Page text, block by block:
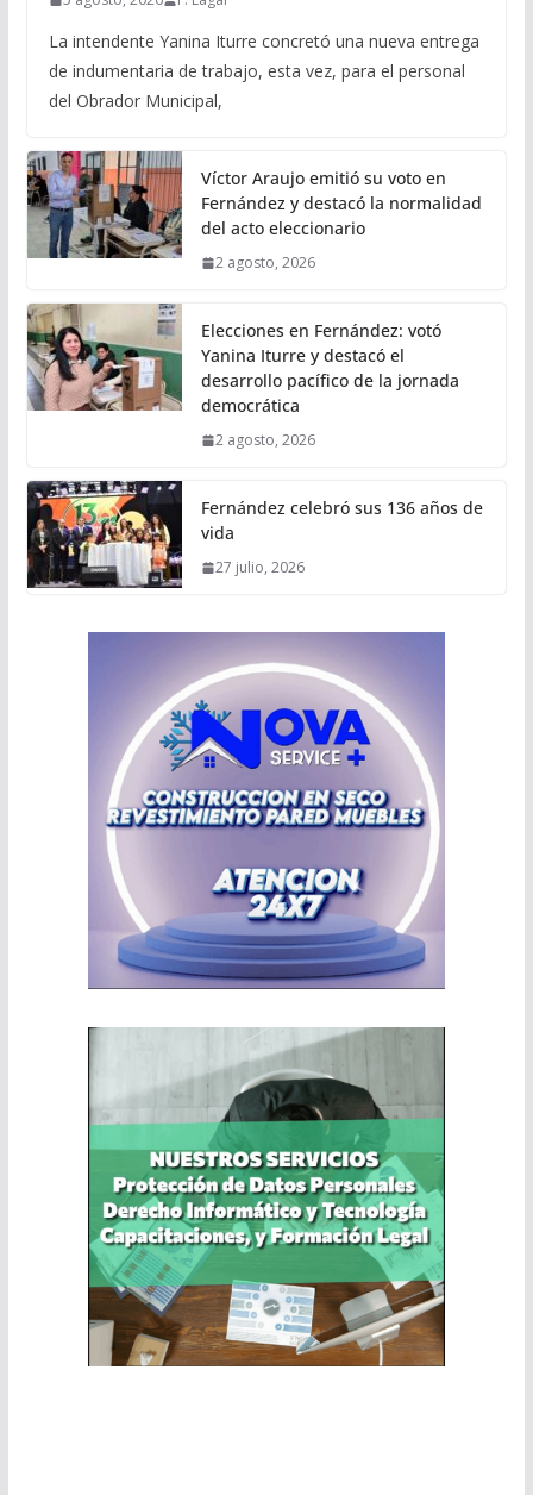
La intendente Yanina Iturre concretó una nueva entrega
de indumentaria de trabajo, esta vez, para el personal
del Obrador Municipal,
Víctor Araujo emitió su voto en
Fernández y destacó la normalidad
del acto eleccionario
2 agosto, 2026
Elecciones en Fernández: votó
Yanina Iturre y destacó el
desarrollo pacífico de la jornada
democrática
2 agosto, 2026
Fernández celebró sus 136 años de
vida
27 julio, 2026